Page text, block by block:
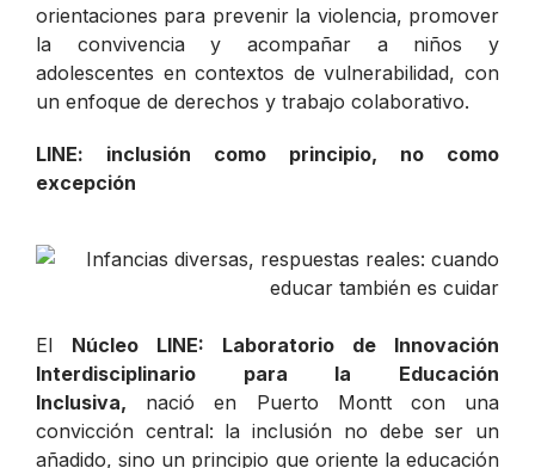
orientaciones para prevenir la violencia, promover
la convivencia y acompañar a niños y
adolescentes en contextos de vulnerabilidad, con
un enfoque de derechos y trabajo colaborativo.
LINE: inclusión como principio, no como
excepción
El Núcleo LINE: Laboratorio de Innovación
Interdisciplinario para la Educación
Inclusiva, nació en Puerto Montt con una
convicción central: la inclusión no debe ser un
añadido, sino un principio que oriente la educación